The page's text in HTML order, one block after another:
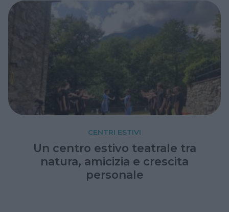
CENTRI ESTIVI
Un centro estivo teatrale tra
natura, amicizia e crescita
personale